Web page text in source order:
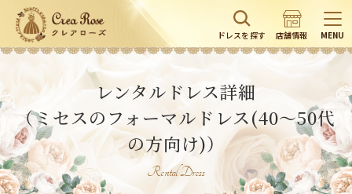
ドレスを探す 店舗情報 MENU
レンタルドレス詳細
（ミセスのフォーマルドレス(40～50代
の方向け)）
Rental Dress